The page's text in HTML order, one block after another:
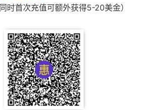
时首次充值可额外获得5-20美金）